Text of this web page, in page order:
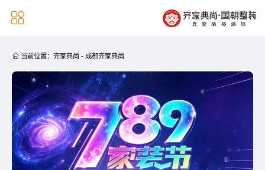

 当前位置： 齐家典尚 - 成都齐家典尚